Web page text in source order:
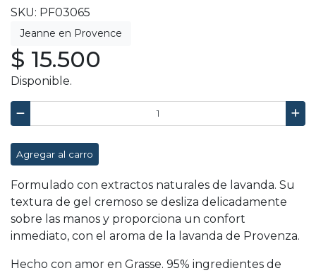
SKU: PF03065
$ 15.500
Disponible.
Agregar al carro
Formulado con extractos naturales de lavanda. Su
textura de gel cremoso se desliza delicadamente
sobre las manos y proporciona un confort
inmediato, con el aroma de la lavanda de Provenza.
Hecho con amor en Grasse. 95% ingredientes de